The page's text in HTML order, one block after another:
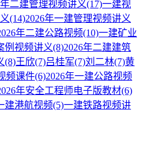
二建管理视频讲义(17)一建视
(14)2026年一建管理视频讲义
年二建公路视频(10)一建矿业
例视频讲义(8)2026年二建建筑
(8)王欣(7)吕桂军(7)刘二林(7)黄
频课件(6)2026年一建公路视频
年安全工程师电子版教材(6)
建港航视频(5)一建铁路视频讲